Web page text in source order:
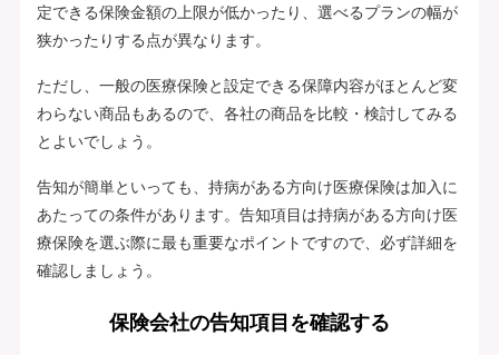
定できる保険金額の上限が低かったり、選べるプランの幅が
狭かったりする点が異なります。
ただし、一般の医療保険と設定できる保障内容がほとんど変
わらない商品もあるので、各社の商品を比較・検討してみる
とよいでしょう。
告知が簡単といっても、持病がある方向け医療保険は加入に
あたっての条件があります。告知項目は持病がある方向け医
療保険を選ぶ際に最も重要なポイントですので、必ず詳細を
確認しましょう。
保険会社の告知項目を確認する